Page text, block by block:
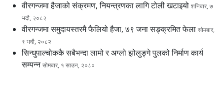
वीरगन्जमा हैजाको संक्रमण, नियन्त्रणका लागि टोली खटाइयो शनिबार, ७
भदौ, २०८२
वीरगन्जमा समुदायस्तरमै फैलियो हैजा, ७९ जना सङ्क्रमित फेला सोमबार,
९ भदौ, २०८२
सिन्धुपाल्चोककै सबैभन्दा लामो र अग्लो झोलुङ्गे पुलको निर्माण कार्य
सम्पन्नसोमबार, १ साउन, २०८०